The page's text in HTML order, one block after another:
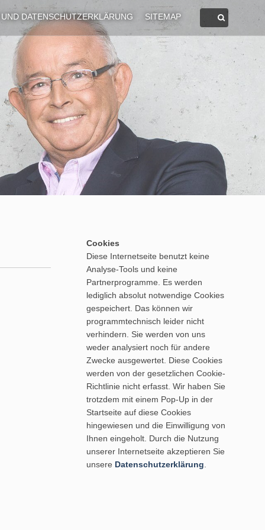
SITEMAP
DATENSCHUTZERKLÄRUNG
Cookies
Diese Internetseite benutzt keine
Analyse-Tools und keine
Partnerprogramme. Es werden
lediglich absolut notwendige Cookies
gespeichert. Das können wir
programmtechnisch leider nicht
verhindern. Sie werden von uns
weder analysiert noch für andere
Zwecke ausgewertet. Diese Cookies
werden von der gesetzlichen Cookie-
Richtlinie nicht erfasst. Wir haben Sie
trotzdem mit einem Pop-Up in der
Startseite auf diese Cookies
hingewiesen und die Einwilligung von
Ihnen eingeholt. Durch die Nutzung
unserer Internetseite akzeptieren Sie
unsere Datenschutzerklärung